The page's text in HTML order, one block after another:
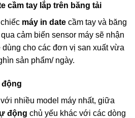
cầm tay lắp trên băng tải
máy in date cầm tay và băng
cảm biến sensor máy sẽ nhận
cho các đơn vị san xuất vừa
sản phẩm/ ngày.
động
nhiều model máy nhất, giữa
động chủ yếu khác với các dòng